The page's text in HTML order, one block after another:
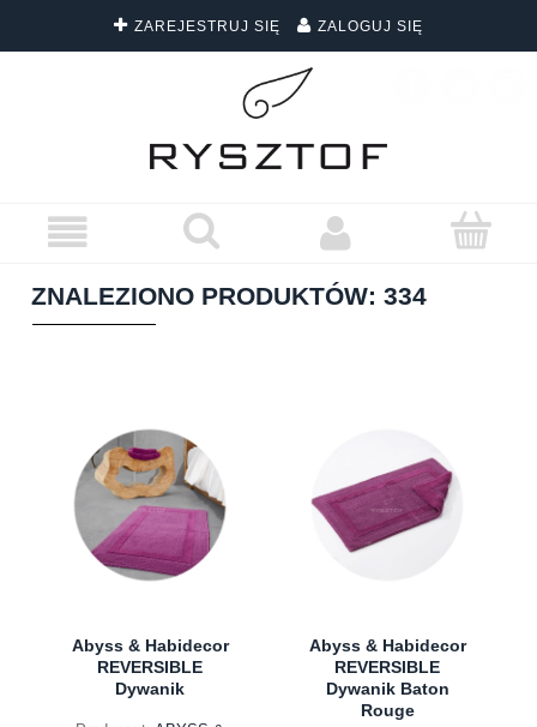
ZAREJESTRUJ SIĘ ZALOGUJ SIĘ
DARMOWA DOSTAWA WSZYSTKICH ZAMÓWIEŃ
ZNALEZIONO PRODUKTÓW: 334
Abyss & Habidecor
REVERSIBLE
Dywanik
Abyss & Habidecor
REVERSIBLE
Dywanik Baton
Rouge